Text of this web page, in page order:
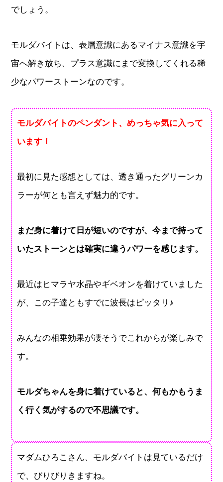
でしょう。
モルダバイトは、表層意識にあるマイナス意識を宇
宙へ解き放ち、プラス意識にまで変換してくれる稀
少なパワーストーンなのです。
モルダバイトのペンダント、めっちゃ気に入って
います！
最初に見た感想としては、透き通ったグリーンカ
ラーが何とも言えず魅力的です。
まだ身に着けて日が短いのですが、今まで持って
いたストーンとは確実に違うパワーを感じます。
最近はヒマラヤ水晶やギベオンを着けていました
が、この子達ともすでに波長はピッタリ♪
みんなの相乗効果が凄そうでこれからが楽しみで
す。
モルダちゃんを身に着けていると、何もかもうま
く行く気がするので不思議です。
マダムひろこさん、モルダバイトは見ているだけ
で、びりびりきますね。